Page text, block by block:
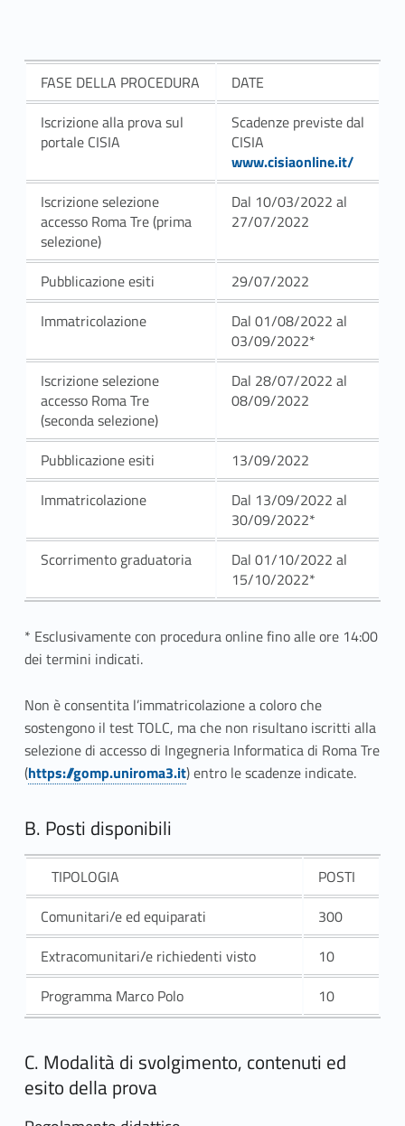
n
e
a
FASE DELLA PROCEDURA
DATE
Iscrizione alla prova sul
portale CISIA
Scadenze previste dal
CISIA
www.cisiaonline.it/
Iscrizione selezione
accesso Roma Tre (prima
selezione)
Dal 10/03/2022 al
27/07/2022
Pubblicazione esiti
29/07/2022
Immatricolazione
Dal 01/08/2022 al
03/09/2022*
Iscrizione selezione
accesso Roma Tre
(seconda selezione)
Dal 28/07/2022 al
08/09/2022
Pubblicazione esiti
13/09/2022
Immatricolazione
Dal 13/09/2022 al
30/09/2022*
Scorrimento graduatoria
Dal 01/10/2022 al
15/10/2022*
* Esclusivamente con procedura online fino alle ore 14:00
dei termini indicati.
Non è consentita l’immatricolazione a coloro che
sostengono il test TOLC, ma che non risultano iscritti alla
selezione di accesso di Ingegneria Informatica di Roma Tre
(https://gomp.uniroma3.it) entro le scadenze indicate.
B. Posti disponibili
TIPOLOGIA
POSTI
Comunitari/e ed equiparati
300
Extracomunitari/e richiedenti visto
10
Programma Marco Polo
10
C. Modalità di svolgimento, contenuti ed
esito della prova